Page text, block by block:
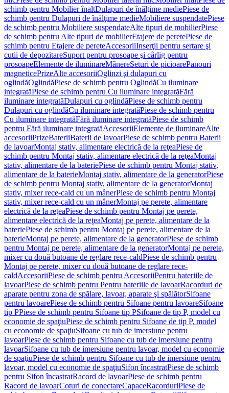
schimb pentru Mobilier înaltDulapuri de înălţime mediePiese de
schimb pentru Dulapuri de înălţime medieMobiliere suspendatePiese
de schimb pentru Mobiliere suspendateAlte tipuri de mobilierPiese
de schimb pentru Alte tipuri de mobilierEtajere de peretePiese de
schimb pentru Etajere de pereteAccesoriiInserţii pentru sertare şi
cutii de depozitareSuport pentru prosoape şi cârlig pentru
prosoapeElemente de iluminareMânereSeturi de picioarePanouri
magneticePrizeAlte accesoriiOglinzi şi dulapuri cu
oglindăOglindăPiese de schimb pentru OglindăCu iluminare
integratăPiese de schimb pentru Cu iluminare integratăFără
iluminare integratăDulapuri cu oglindăPiese de schimb pentru
Dulapuri cu oglindăCu iluminare integratăPiese de schimb pentru
Cu iluminare integratăFără iluminare integratăPiese de schimb
pentru Fără iluminare integratăAccesoriiElemente de iluminareAlte
accesoriiPrizeBateriiBaterii de lavoarPiese de schimb pentru Baterii
de lavoarMontaj stativ, alimentare electrică de la reţeaPiese de
schimb pentru Montaj stativ, alimentare electrică de la reţeaMontaj
stativ, alimentare de la bateriePiese de schimb pentru Montaj stativ,
alimentare de la baterieMontaj stativ, alimentare de la generatorPiese
de schimb pentru Montaj stativ, alimentare de la generatorMontaj
stativ, mixer rece-cald cu un mânerPiese de schimb pentru Montaj
stativ, mixer rece-cald cu un mânerMontaj pe perete, alimentare
electrică de la reţeaPiese de schimb pentru Montaj pe perete,
alimentare electrică de la reţeaMontaj pe perete, alimentare de la
bateriePiese de schimb pentru Montaj pe perete, alimentare de la
baterieMontaj pe perete, alimentare de la generatorPiese de schimb
pentru Montaj pe perete, alimentare de la generatorMontaj pe perete,
mixer cu două butoane de reglare rece-caldPiese de schimb pentru
Montaj pe perete, mixer cu două butoane de reglare rece-
caldAccesoriiPiese de schimb pentru AccesoriiPentru bateriile de
lavoarPiese de schimb pentru Pentru bateriile de lavoarRacorduri de
aparate pentru zona de spălare, lavoar, aparate şi spălătorSifoane
pentru lavoarePiese de schimb pentru Sifoane pentru lavoareSifoane
tip PPiese de schimb pentru Sifoane tip PSifoane de tip P, model cu
economie de spaţiuPiese de schimb pentru Sifoane de tip P, model
cu economie de spaţiuSifoane cu tub de imersiune pentru
lavoarPiese de schimb pentru Sifoane cu tub de imersiune pentru
lavoarSifoane cu tub de imersiune pentru lavoar, model cu economie
de spaţiuPiese de schimb pentru Sifoane cu tub de imersiune pentru
lavoar, model cu economie de spaţiuSifon încastratPiese de schimb
pentru Sifon încastratRacord de lavoarPiese de schimb pentru
Racord de lavoarCoturi de conectareCapaceRacorduriPiese de